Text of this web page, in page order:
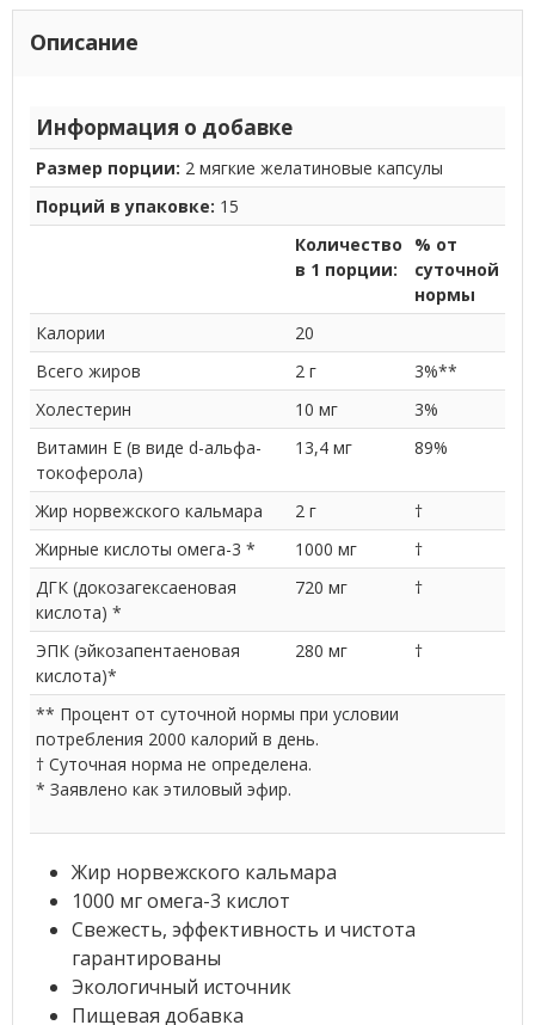
Описание
Информация о добавке
Размер порции: 2 мягкие желатиновые капсулы
Порций в упаковке: 15
Количество
в 1 порции:
% от
суточной
нормы
Калории
20
Всего жиров
2 г
3%**
Холестерин
10 мг
3%
Витамин E (в виде d-альфа-
токоферола)
13,4 мг 89%
Жир норвежского кальмара 2 г
†
Жирные кислоты омега-3 *
1000 мг
†
ДГК (докозагексаеновая
кислота) *
720 мг †
ЭПК (эйкозапентаеновая
кислота)*
280 мг †
** Процент от суточной нормы при условии
потребления 2000 калорий в день.
† Суточная норма не определена.
* Заявлено как этиловый эфир.
Жир норвежского кальмара
1000 мг омега-3 кислот
Свежесть, эффективность и чистота
гарантированы
Экологичный источник
Пищевая добавка